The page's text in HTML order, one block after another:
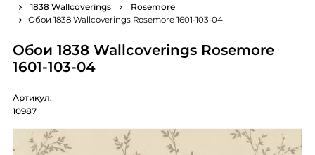
1838 Wallcoverings
Rosemore
Обои 1838 Wallcoverings Rosemore 1601-103-04
Обои 1838 Wallcoverings Rosemore
1601-103-04
Артикул:
10987